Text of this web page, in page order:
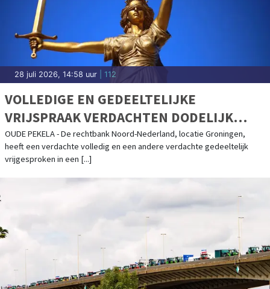
28 juli 2026, 14:58 uur | 112
VOLLEDIGE EN GEDEELTELIJKE
VRIJSPRAAK VERDACHTEN DODELIJK
ONGEVAL OUDE PEKELA
OUDE PEKELA - De rechtbank Noord-Nederland, locatie Groningen,
heeft een verdachte volledig en een andere verdachte gedeeltelijk
vrijgesproken in een [...]